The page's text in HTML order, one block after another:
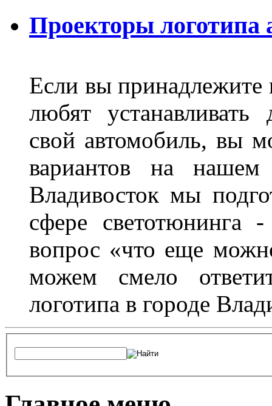
Проекторы логотипа
Если вы принадлежите
любят устанавливать
свой автомобиль, вы
вариантов на
Владивосток мы
сфере светотюнинга
вопрос «что еще
можем смело
логотипа в городе